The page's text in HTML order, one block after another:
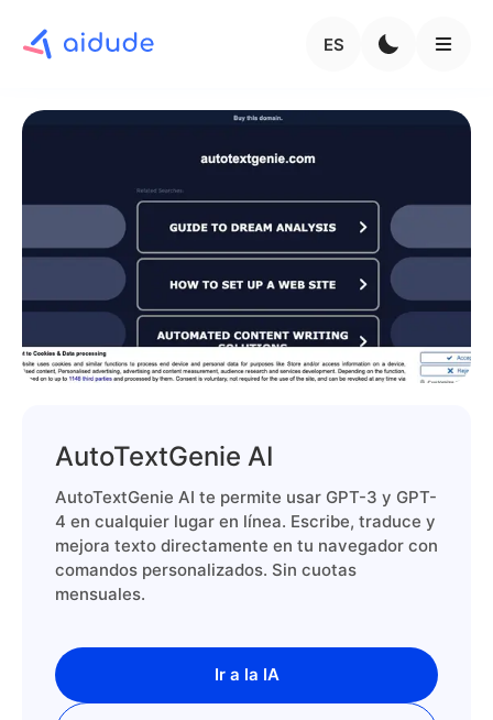
ES
AutoTextGenie AI
AutoTextGenie AI te permite usar GPT-3 y GPT-
4 en cualquier lugar en línea. Escribe, traduce y
mejora texto directamente en tu navegador con
comandos personalizados. Sin cuotas
mensuales.
Ir a la IA